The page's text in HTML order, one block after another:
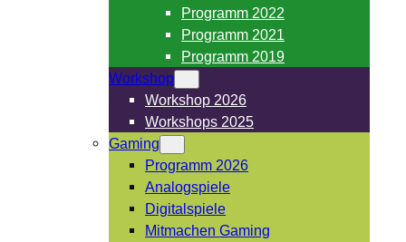
Programm 2022
Programm 2021
Programm 2019
Workshop
Workshop 2026
Workshops 2025
Gaming
Programm 2026
Analogspiele
Digitalspiele
Mitmachen Gaming